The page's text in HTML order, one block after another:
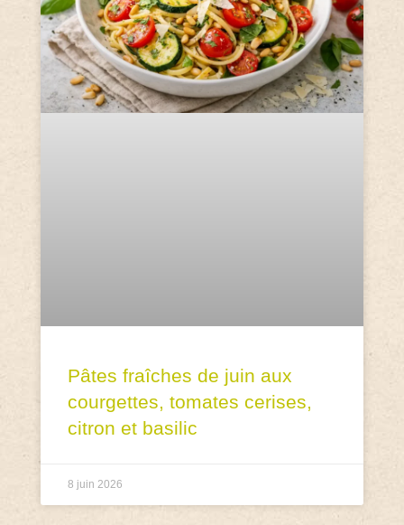
Pâtes fraîches de juin aux
courgettes, tomates cerises,
citron et basilic
8 juin 2026